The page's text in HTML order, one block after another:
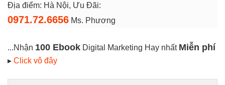
Địa điểm: Hà Nội, Ưu Đãi:
0971.72.6656 Ms. Phương
...Nhận 100 Ebook Digital Marketing Hay nhất Miễn phí
▸ Click vô đây